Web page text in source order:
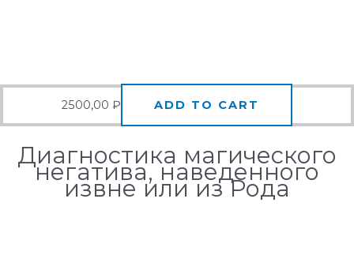
2500,00 ₽ ADD TO CART
Диагностика магического
негатива, наведенного
извне или из Рода